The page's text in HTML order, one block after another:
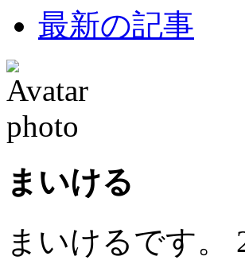
最新の記事
まいける
まいけるです。